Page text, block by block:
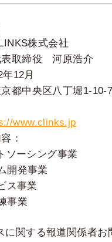
株式会社
表取締役 河原浩介
12月
都中央区八丁堀1-10-
www.clinks.jp
：
ーシング事業
開発事業
ス事業
事業
に関する報道関係者お